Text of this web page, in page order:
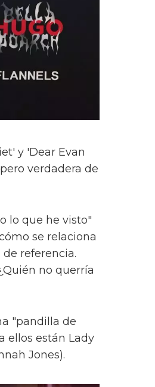
y 'Dear Evan
verdadera de
lo que he visto"
se relaciona
referencia.
no querría
"pandilla de
ellos están Lady
Jones).